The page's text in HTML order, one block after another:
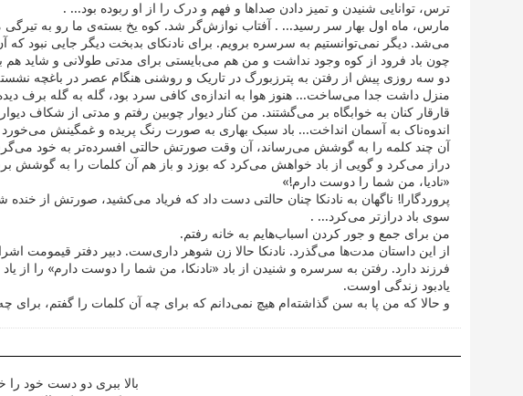
ترس، توانایی شنیدن و تمیز دادن صداها و فهم و درک را از او ربوده بود... .
مارس، ماه اول بهار سر رسید... . آفتاب نوازش‌گر شد. کوه یخ بسته‌ی ما رو به
می‌شد. دیگر نمی‌توانستیم به سرسره برویم. برای نادنکای بدبخت دیگر جایی نبود که
چون باد فرود از کوه وجود نداشت و من هم می‌بایستی برای مدتی طولانی و شاید هم
دو سه روزی پیش از رفتن به پترزبورگ در تاریک و روشنی هنگام عصر در باغچه نشسته
منزل داشت جدا می‌ساخت... هنوز هوا به اندازه‌ی کافی سرد بود، گله به گله برف
قارقار کنان به خوابگاه بر می‌گشتند. من کنار دیوار چوبین رفتم و مدتی از شکاف
اندوه‌ناک به آسمان انداخت... باد سبک بهاری به صورت رنگ پریده و غمگینش
آن چند کلمه را به گوشش می‌رساند، آن وقت صورتش حالتی افسرده‌تر به خود
دراز می‌کرد و گویی از باد خواهش می‌کرد که بوزد و باز هم آن کلمات را به گوشش
«نادیا، من شما را دوست دارم!»
پروردگارا! ناگهان به نادنکا چنان حالتی دست داد که فریاد می‌کشید، صورتش
سوی باد درازتر می‌کرد... .
من برای جمع و جور کردن اسباب‌هایم به خانه رفتم.
از این داستان مدت‌ها می‌گذرد. نادنکا حالا زن شوهر داری‌ست. دبیر دفتر قیمومت
فرزند دارد. رفتن به سرسره و شنیدن از باد «نادنکا، من شما را دوست دارم» را از
یادبود زندگی اوست.
و حالا که من پا به سن گذاشته‌ام هیچ نمی‌دانم که برای چه آن کلمات را گفتم،
بالا ببری دو دست خود